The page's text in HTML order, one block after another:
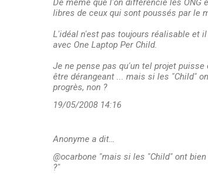
De même que l'on différencie les
libres de ceux qui sont poussés par le
L'idéal n'est pas toujours réalisable et
avec One Laptop Per Child.
Je ne pense pas qu'un tel projet
être dérangeant ... mais si les "Child"
progrès, non ?
19/05/2008 14:16
Anonyme a dit…
@ocarbone "mais si les "Child" ont
?"